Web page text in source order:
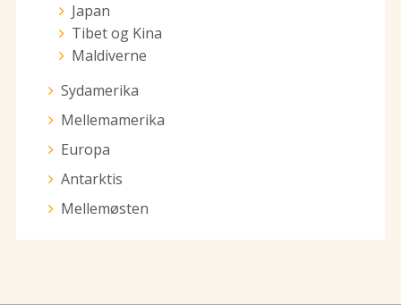
Japan
Tibet og Kina
Maldiverne
Sydamerika
Mellemamerika
Europa
Antarktis
Mellemøsten